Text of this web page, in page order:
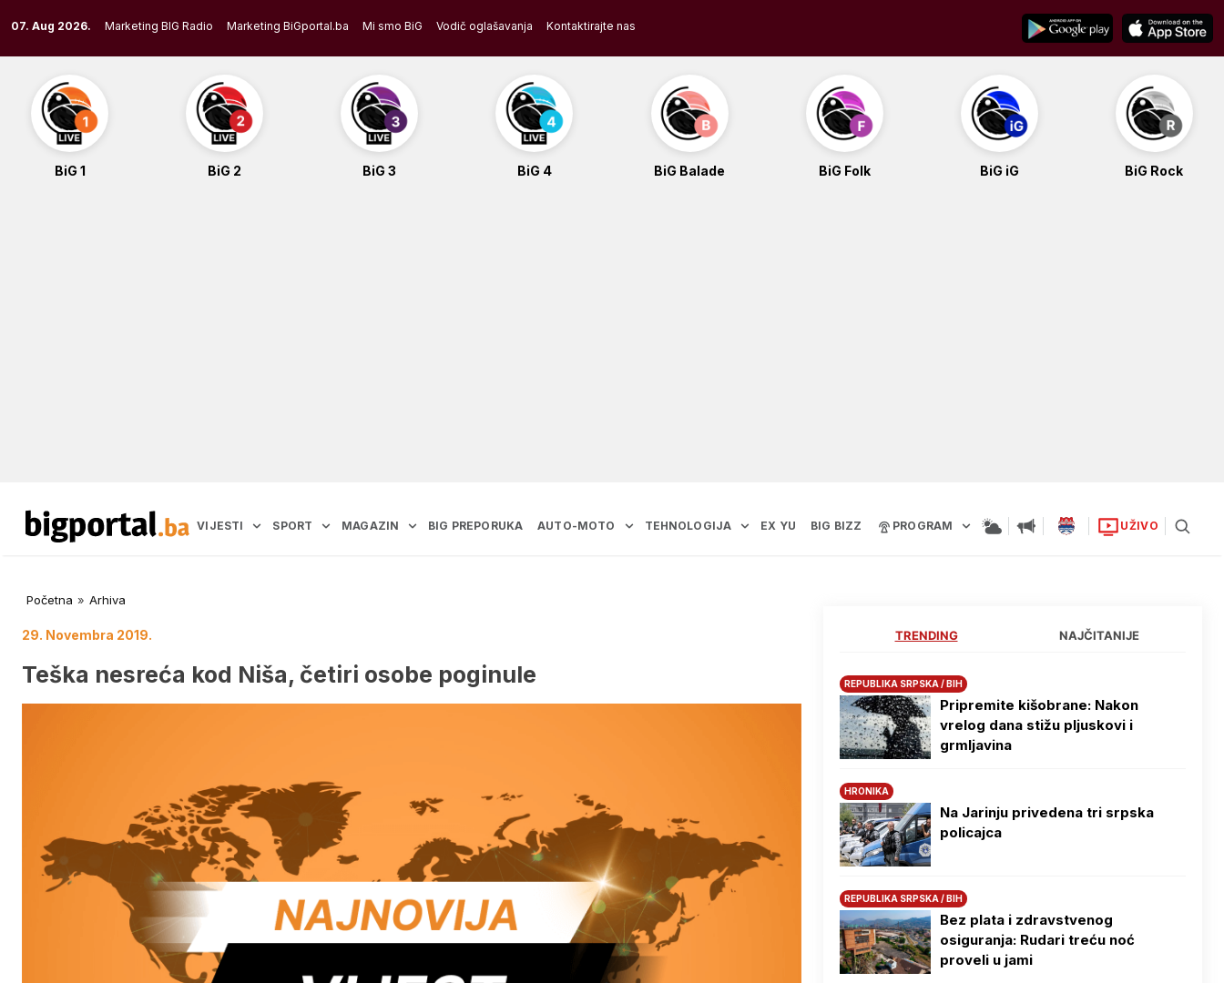
to
content
07. Aug 2026. Marketing BIG Radio Marketing BiGportal.ba Mi smo BiG Vodič oglašavanja Kontaktirajte nas
BiG 1 BiG 2 BiG 3 BiG 4 BiG Balade BiG Folk BiG iG BiG Rock
VIJESTI SPORT MAGAZIN BIG PREPORUKA AUTO-MOTO TEHNOLOGIJA EX YU BIG BIZZ PROGRAM UŽIVO
Početna » Arhiva
29. Novembra 2019.
Teška nesreća kod Niša, četiri osobe poginule
TRENDING NAJČITANIJE
REPUBLIKA SRPSKA / BIH
Pripremite kišobrane: Nakon
vrelog dana stižu pljuskovi i
grmljavina
HRONIKA
Na Јarinju privedena tri srpska
policajca
REPUBLIKA SRPSKA / BIH
Bez plata i zdravstvenog
osiguranja: Rudari treću noć
proveli u jami